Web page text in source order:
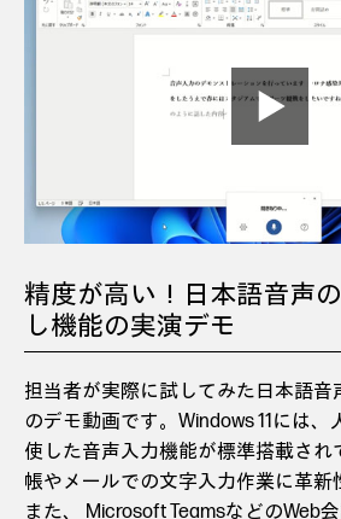
精度が高い！日本語音声
し機能の実演デモ
担当者が実際に試してみた日本語音
のデモ動画です。Windows 11には
使した音声入力機能が標準搭載され
帳やメールでの文字入力作業に革新
また、 Microsoft TeamsなどのWeb